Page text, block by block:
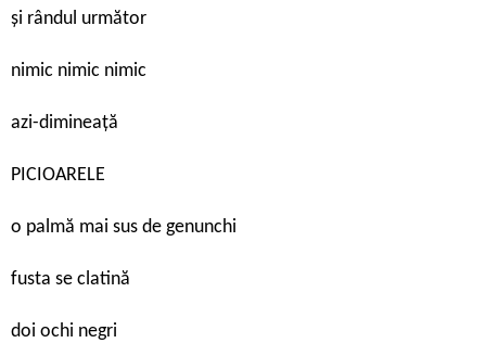
și rândul următor
nimic nimic nimic
azi-dimineață
PICIOARELE
o palmă mai sus de genunchi
fusta se clatină
doi ochi negri